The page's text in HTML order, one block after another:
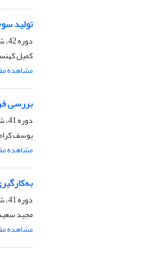
تولید
دوره 42، شماره 1، بهار 1402، صفحه
کمیل
مشاهده
بررسی
دوره 41، شماره 4، زمستان 1401، صفحه
یوسف
مشاهده
دوره 41، شماره 2، تابستان 1401، صفحه
مجید
مشاهده